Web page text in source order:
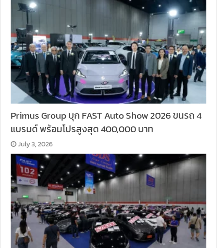
Primus Group บุก FAST Auto Show 2026 ขนรถ 4
แบรนด์ พร้อมโปรสูงสุด 400,000 บาท
July 3, 2026